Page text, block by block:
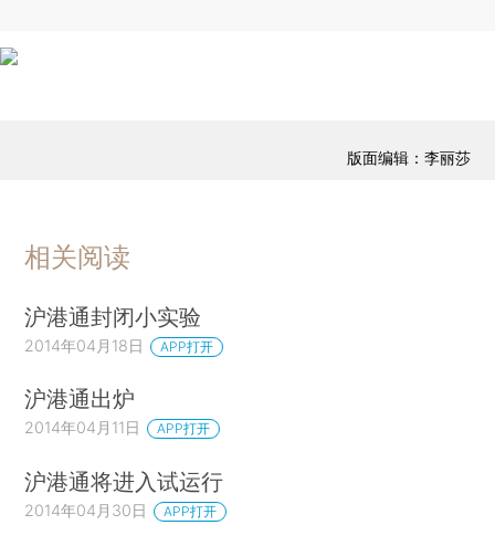
版面编辑：李丽莎
相关阅读
沪港通封闭小实验
2014年04月18日 APP打开
沪港通出炉
2014年04月11日 APP打开
沪港通将进入试运行
2014年04月30日 APP打开